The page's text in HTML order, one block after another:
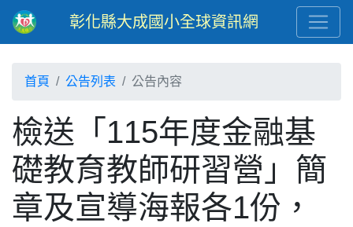
彰化縣大成國小全球資訊網
首頁 公告列表 公告內容
檢送「115年度金融基
礎教育教師研習營」簡
章及宣導海報各1份，